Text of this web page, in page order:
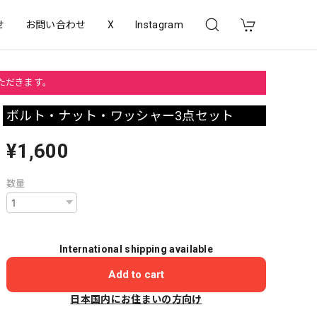
お問い合わせ X Instagram
きます。
ボルト・ナット・ワッシャー3点セット
¥1,600
数量
International shipping available
Add to cart
日本国内にお住まいの方向け